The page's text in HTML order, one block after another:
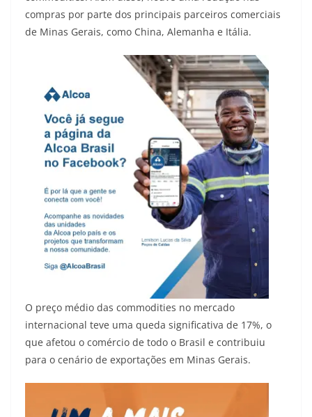
compras por parte dos principais parceiros comerciais
de Minas Gerais, como China, Alemanha e Itália.
O preço médio das commodities no mercado
internacional teve uma queda significativa de 17%, o
que afetou o comércio de todo o Brasil e contribuiu
para o cenário de exportações em Minas Gerais.